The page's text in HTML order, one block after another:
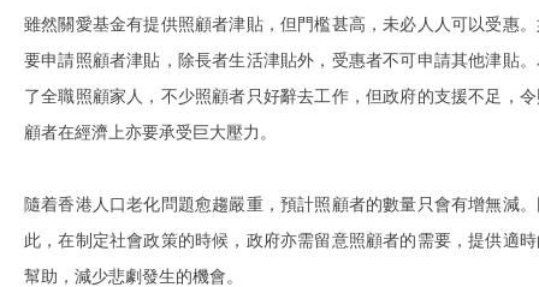
雖然關愛基金有提供照顧者津貼，但門檻甚高，未必人人可以受惠
要申請照顧者津貼，除長者生活津貼外，受惠者不可申請其他津貼
了全職照顧家人，不少照顧者只好辭去工作，但政府的支援不足，
顧者在經濟上亦要承受巨大壓力。
隨着香港人口老化問題愈趨嚴重，預計照顧者的數量只會有增無減
此，在制定社會政策的時候，政府亦需留意照顧者的需要，提供適
幫助，減少悲劇發生的機會。